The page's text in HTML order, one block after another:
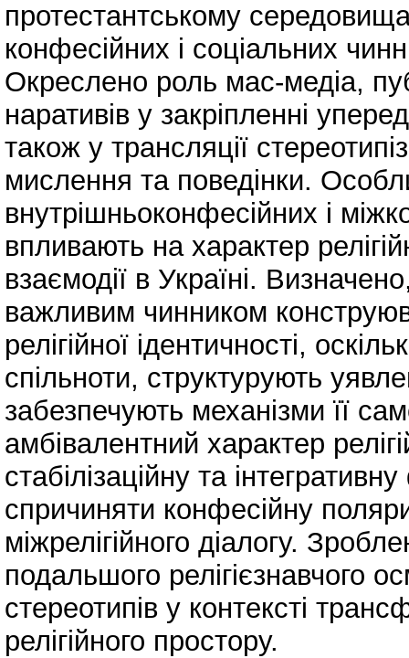
протестантському
конфесійних і соціальних
Окреслено роль мас-медіа,
наративів у закріпленні
також у трансляції
мислення та поведінки.
внутрішньоконфесійних і
впливають на характер
взаємодії в Україні.
важливим чинником
релігійної ідентичності,
спільноти, структурують
забезпечують механізми її
амбівалентний характер
стабілізаційну та
спричиняти конфесійну
міжрелігійного діалогу.
подальшого релігієзнавчого
стереотипів у контексті
релігійного простору.